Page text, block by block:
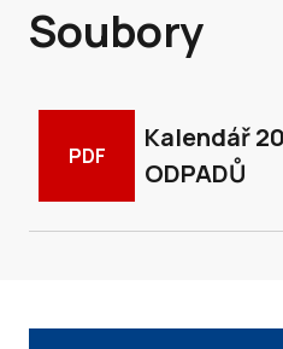
Soubory
PDF
Kalendář
ODPADŮ